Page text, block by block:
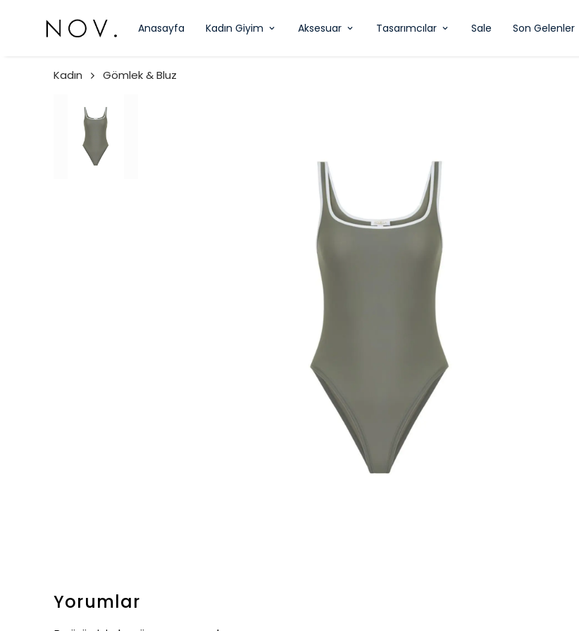
Anasayfa Kadın Giyim Aksesuar Tasarımcılar Sale Son Gelenler
Kadın Gömlek & Bluz
Yorumlar